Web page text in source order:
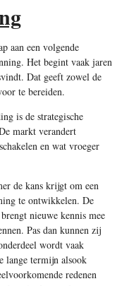
aan een volgende
Het begint vaak jaren
Dat geeft zowel de
te bereiden.
is de strategische
markt verandert
en wat vroeger
de kans krijgt om een
te ontwikkelen. De
nieuwe kennis mee
Pas dan kunnen zij
wordt vaak
lange termijn alsook
redenen